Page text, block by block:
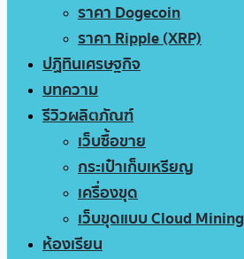
ราคา Dogecoin
ราคา Ripple (XRP)
ปฏิทินเศรษฐกิจ
บทความ
รีวิวผลิตภัณฑ์
เว็บซื้อขาย
กระเป๋าเก็บเหรียญ
เครื่องขุด
เว็บขุดแบบ Cloud Mining
ห้องเรียน